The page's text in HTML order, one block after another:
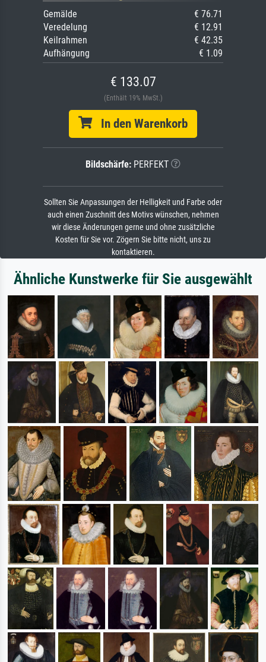
Gemälde
€ 76.71
Veredelung
€ 12.91
Keilrahmen
€ 42.35
Aufhängung
€ 1.09
€ 133.07
(Enthält 19% MwSt.)
In den Warenkorb
Bildschärfe: PERFEKT
Sollten Sie Anpassungen der Helligkeit und Farbe oder
auch einen Zuschnitt des Motivs wünschen, nehmen
wir diese Änderungen gerne und ohne zusätzliche
Kosten für Sie vor. Zögern Sie bitte nicht, uns zu
kontaktieren.
Ähnliche Kunstwerke für Sie ausgewählt